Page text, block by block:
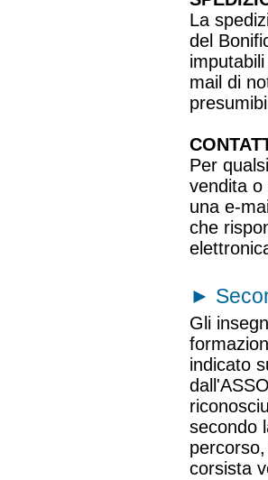
La
del
mail di
Per
vendita o
una e-
che
►
Gli
indicato
secondo
corsista